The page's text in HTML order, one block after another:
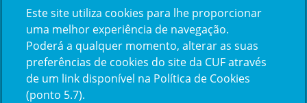
certification2certification3
Este site utiliza cookies para lhe proporcionar
uma melhor experiência de navegação.
Poderá a qualquer momento, alterar as suas
preferências de cookies do site da CUF através
de um link disponível na Política de Cookies
(ponto 5.7).